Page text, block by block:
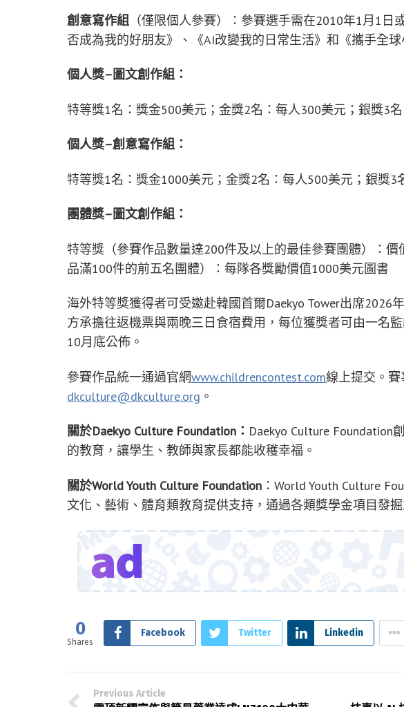
創意寫作組 （僅限個人參賽）：參賽選手需在2010年1月1
否成為我的好朋友》、《AI改變我的日常生活》和《攜手全
個人獎–圖文創作組：
特等獎1名：獎金500美元；金獎2名：每人300美元；銀獎3
個人獎–創意寫作組：
特等獎1名：獎金1000美元；金獎2名：每人500美元；銀獎3
團體獎–圖文創作組：
特等獎（參賽作品數量達200件及以上的最佳參賽團體）：
品滿100件的前五名團體）：每隊各獎勵價值1000美元圖書
海外特等獎獲得者可受邀赴韓國首爾Daekyo Tower出席2026
方承擔往返機票與兩晚三日食宿費用，每位獲獎者可由一名
10月底公佈。
參賽作品統一通過官網www.childrencontest.com線上提交。賽
dkculture@dkculture.org 。
關於Daekyo Culture Foundation： Daekyo Culture Foundation
的教育，讓學生、教師與家長都能收穫幸福。
關於World Youth Culture Foundation ：World Youth Culture
文化、藝術、體育類教育提供支持，通過各類獎學金項目發
0
Shares
Facebook Twitter Linkedin
Previous Article